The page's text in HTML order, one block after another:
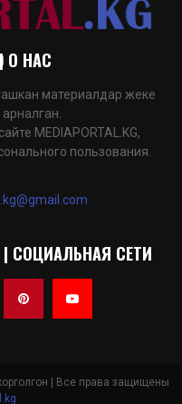
О НАС
материалдар жеке
арналган.
MEDIAPORTAL.KG,
пользования.
СОЦИАЛЬНАЯ СЕТИ
| Все права защищены